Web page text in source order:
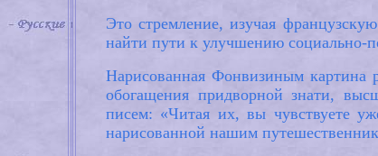
Это стремление, изучая
найти пути к улучшению социально-
Нарисованная Фонвизиным картина
обогащения придворной знати,
писем: «Читая их, вы чувствуете
нарисованной нашим